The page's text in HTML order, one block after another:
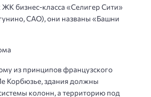
ЖК бизнес-класса «Селигер Сити»
САО), они названы «Башни
из принципов французского
Корбюзье, здания должны
колонн, а территорию под